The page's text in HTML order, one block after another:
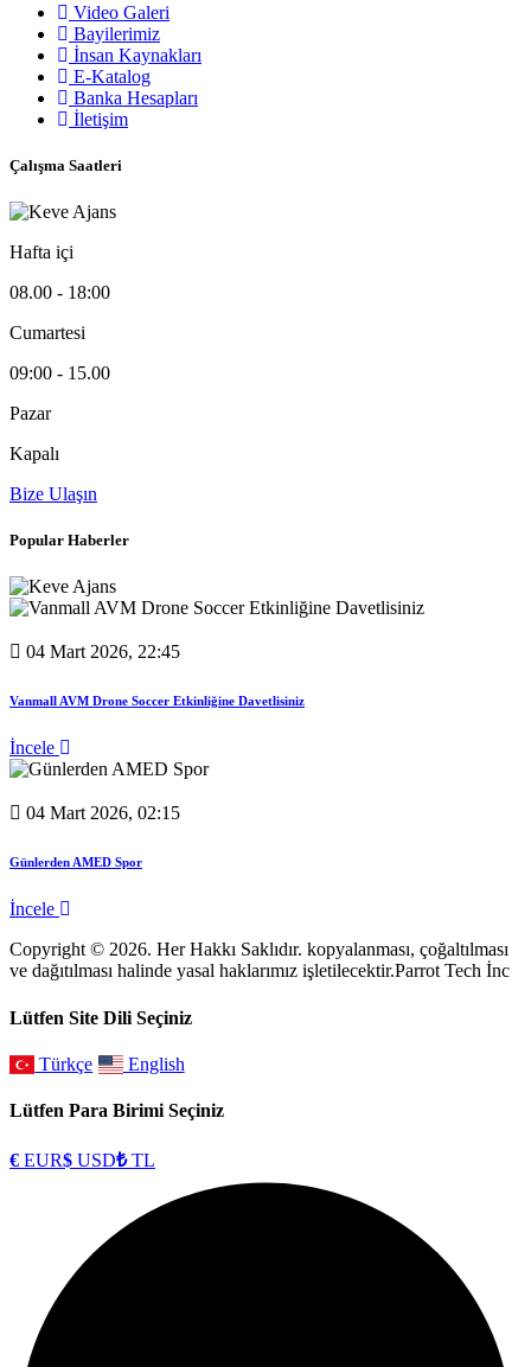
Video Galeri
Bayilerimiz
İnsan Kaynakları
E-Katalog
Banka Hesapları
İletişim
Çalışma Saatleri
Hafta içi
08.00 - 18:00
Cumartesi
09:00 - 15.00
Pazar
Kapalı
Bize Ulaşın
Popular Haberler
04 Mart 2026, 22:45
Vanmall AVM Drone Soccer Etkinliğine Davetlisiniz
İncele
04 Mart 2026, 02:15
Günlerden AMED Spor
İncele
Copyright © 2026. Her Hakkı Saklıdır. kopyalanması, çoğaltılması
ve dağıtılması halinde yasal haklarımız işletilecektir.Parrot Tech İnc
Lütfen Site Dili Seçiniz
Türkçe English
Lütfen Para Birimi Seçiniz
€ EUR$ USD₺TL